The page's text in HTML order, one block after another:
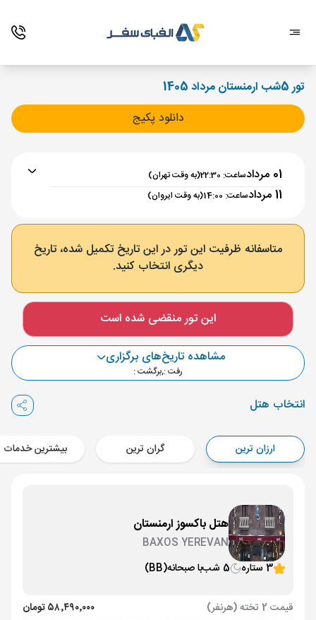
تور 5شب ارمنستان مرداد 1405
دانلود پکیج
01 مرداد ساعت: 22:30 (به وقت تهران)
11 مرداد ساعت: 14:00 (به وقت ایروان)
برنامه رفت :
فرودگاه بین‌المللی امام خمینی IKA
ایروان , فرودگاه بین‌المللی زوارتنوتس EVN
برنامه برگشت :11 مرداد ساعت: 14:00
ایروان , فرودگاه بین‌المللی زوارتنوتس EVN
تهران ,
متاسفانه ظرفیت این تور در این تاریخ تکمیل شده، تاریخ
دیگری انتخاب کنید.
این تور منقضی شده است
مشاهده تاریخ‌های برگزاری
رفت :,برگشت :
انتخاب هتل
ارزان ترین گران ترین بیشترین خدمات
هتل باکسوز ارمنستان
BAXOS YEREVAN
3 ستاره
5 شب با صبحانه(BB)
قیمت 2 تخته (هرنفر)
۵۸٬۴۹۰٬۰۰۰ تومان